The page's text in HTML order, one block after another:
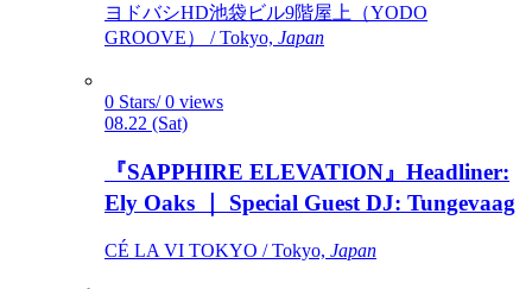
ヨドバシHD池袋ビル9階屋上（YODO
GROOVE） / Tokyo, Japan
0 Stars/ 0 views
08.22 (Sat)
『SAPPHIRE ELEVATION』Headliner:
Ely Oaks ｜ Special Guest DJ: Tungevaag
CÉ LA VI TOKYO / Tokyo, Japan